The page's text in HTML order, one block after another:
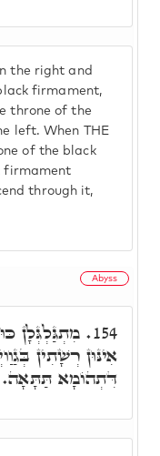
the right and
firmament,
throne of the
left. When THE
of the black
firmament
through it,
Abyss
154. מִתְגַּלְגְּלָן
אִינּוּן רְשָׁתִין
דִּתְהוֹמָא תַּתָּאָה.